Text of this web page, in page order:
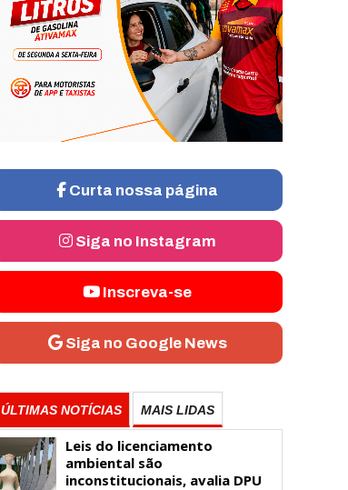
Curta nossa página
Siga no Instagram
Inscreva-se
Siga no Google News
ÚLTIMAS NOTÍCIAS MAIS LIDAS
Leis do licenciamento
ambiental são
inconstitucionais, avalia DPU